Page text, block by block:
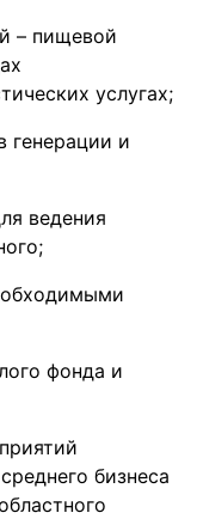
– пищевой
услугах;
генерации и
ведения
фонда и
бизнеса